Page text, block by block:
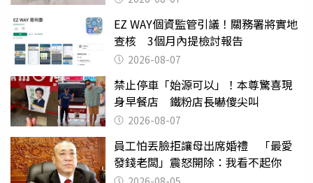
EZ WAY個資監管引議！關務署將實地
查核 3個月內提檢討報告
2026-08-07
禁止停車「始源可以」！本尊驚喜現
身早餐店 鐵粉店長嚇傻尖叫
2026-08-07
員工怕丟臉拒讓母出席婚禮 「最愛
發錢老闆」震怒開除：我看不起你